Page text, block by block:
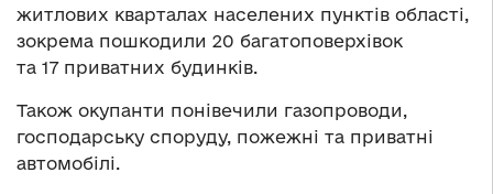
житлових кварталах населених пунктів області,
зокрема пошкодили 20 багатоповерхівок
та 17 приватних будинків.
Також окупанти понівечили газопроводи,
господарську споруду, пожежні та приватні
автомобілі.